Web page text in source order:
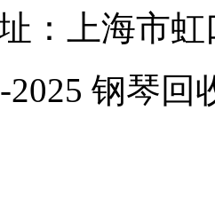
：上海市
2025 钢琴回